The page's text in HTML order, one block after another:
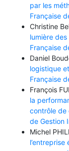
par les
Française
Christine
lumière
Française
Daniel
logistique
Française
François
la
contrôle de
de Gestion
Michel